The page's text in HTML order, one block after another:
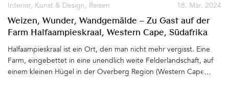
18. Mär. 2024
Interior, Kunst & Design, Reisen
Weizen, Wunder, Wandgemälde – Zu Gast auf der
Farm Halfaampieskraal, Western Cape, Südafrika
Halfaampieskraal ist ein Ort, den man nicht mehr vergisst. Eine
Farm, eingebettet in eine unendlich weite Felderlandschaft, auf
einem kleinen Hügel in der Overberg Region (Western Cape,